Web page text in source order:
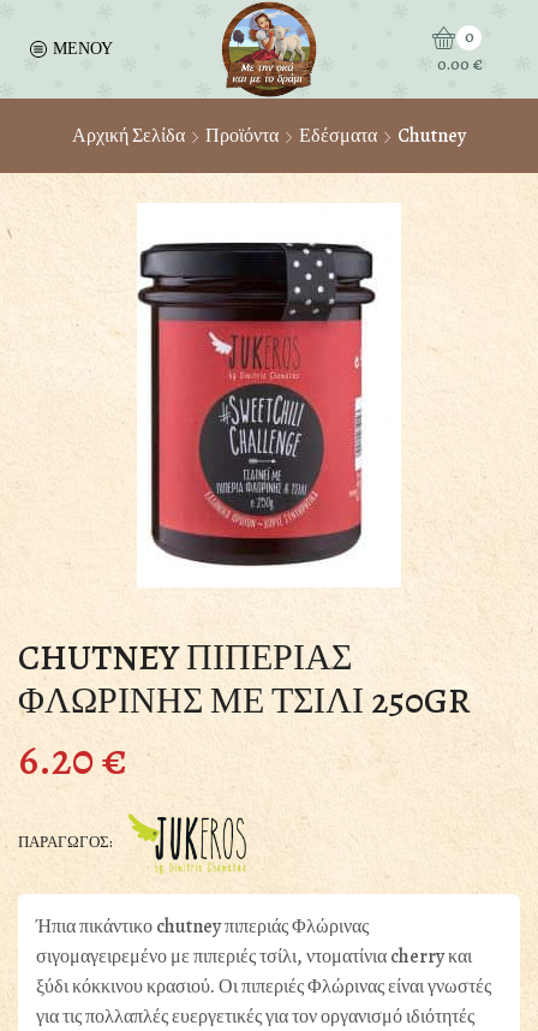
ΜΕΝΟΥ
0
0.00€
Αρχική Σελίδα Προϊόντα Εδέσματα Chutney
CHUTNEY ΠΙΠΕΡΙΑΣ
ΦΛΩΡΙΝΗΣ ΜΕ ΤΣΙΛΙ 250GR
6.20€
ΠΑΡΑΓΩΓΟΣ:
Ήπια πικάντικο chutney πιπεριάς Φλώρινας
σιγομαγειρεμένο με πιπεριές τσίλι, ντοματίνια cherry και
ξύδι κόκκινου κρασιού. Οι πιπεριές Φλώρινας είναι γνωστές
για τις πολλαπλές ευεργετικές για τον οργανισμό ιδιότητές